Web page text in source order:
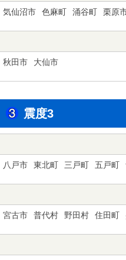
気仙沼市 色麻町 涌谷町 栗原
秋田市 大仙市
震度3
八戸市 東北町 三戸町 五戸町
宮古市 普代村 野田村 住田町